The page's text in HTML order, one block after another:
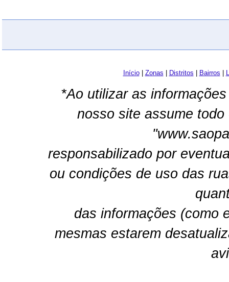
Início| Zonas Distritos Bairros
*Ao utilizar as
nosso site assume
responsabilizado por
ou condições de uso das
das informações (como
mesmas estarem